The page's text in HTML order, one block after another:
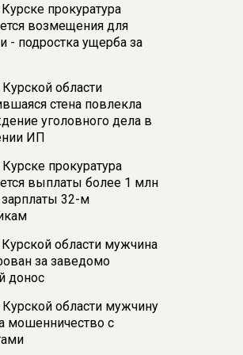
прокуратура
возмещения для
- подростка ущерба за
области
стена повлекла
уголовного дела в
ИП
прокуратура
выплаты более 1 млн
32-м
области мужчина
за заведомо
донос
Курской области мужчину
мошенничество с